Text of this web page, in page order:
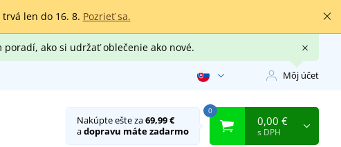
len do 16. 8. Pozrieť sa.
poradí, ako si udržať oblečenie ako nové.
Môj účet
Nakúpte ešte za69,99 €
adopravu máte zadarmo
0
0,00 €
s DPH